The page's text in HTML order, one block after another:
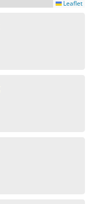
Leaflet